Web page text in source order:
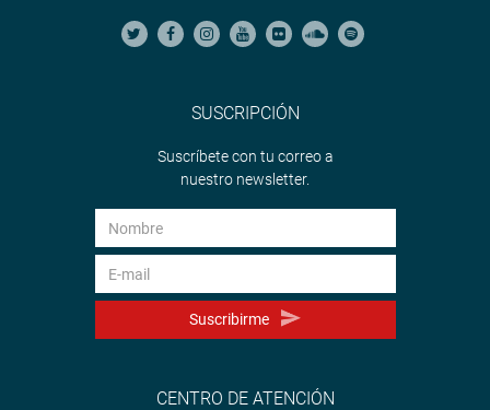
SUSCRIPCIÓN
Suscríbete con tu correo a
nuestro newsletter.
Suscribirme
CENTRO DE ATENCIÓN